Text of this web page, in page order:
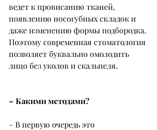
ведет к провисанию тканей,
появлению носогубных складок и
даже изменению формы подбородка.
Поэтому современная стоматология
позволяет буквально омолодить
лицо без уколов и скальпеля.
– Какими методами?
– В первую очередь это